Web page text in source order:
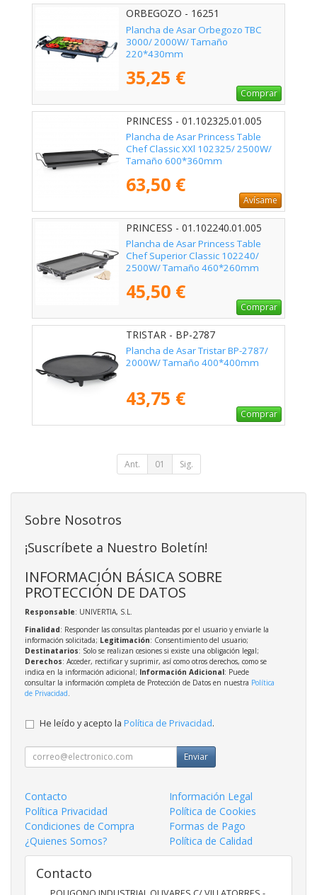
ORBEGOZO - 16251
Plancha de Asar Orbegozo TBC
3000/ 2000W/ Tamaño
220*430mm
35,25 €
Comprar
PRINCESS - 01.102325.01.005
Plancha de Asar Princess Table
Chef Classic XXl 102325/ 2500W/
Tamaño 600*360mm
63,50 €
Avísame
PRINCESS - 01.102240.01.005
Plancha de Asar Princess Table
Chef Superior Classic 102240/
2500W/ Tamaño 460*260mm
45,50 €
Comprar
TRISTAR - BP-2787
Plancha de Asar Tristar BP-2787/
2000W/ Tamaño 400*400mm
43,75 €
Comprar
Ant. 01 Sig.
Sobre Nosotros
¡Suscríbete a Nuestro Boletín!
INFORMACIÓN BÁSICA SOBRE
PROTECCIÓN DE DATOS
Responsable: UNIVERTIA, S.L.
Finalidad: Responder las consultas planteadas por el usuario y enviarle la
información solicitada; Legitimación: Consentimiento del usuario;
Destinatarios: Solo se realizan cesiones si existe una obligación legal;
Derechos: Acceder, rectificar y suprimir, así como otros derechos, como se
indica en la información adicional; Información Adicional: Puede
consultar la información completa de Protección de Datos en nuestra Política
de Privacidad
He leído y acepto la Política de Privacidad.
Enviar
Contacto
Información Legal
Política Privacidad
Política de Cookies
Condiciones de Compra
Formas de Pago
¿Quienes Somos?
Política de Calidad
Contacto